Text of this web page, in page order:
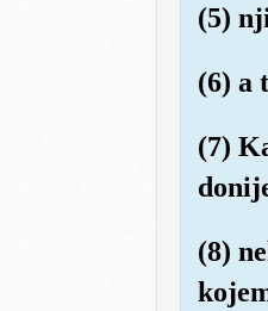
(5)
(6) a
(7)
(8)